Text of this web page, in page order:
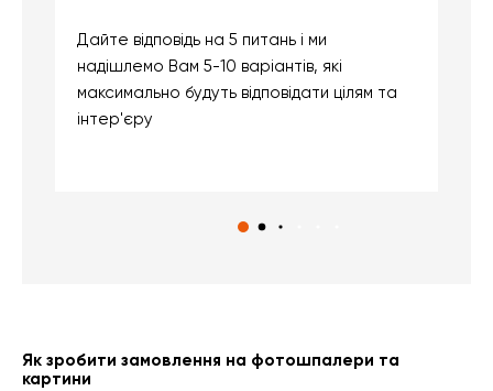
Дайте відповідь на 5 питань і ми
надішлемо Вам 5-10 варіантів, які
максимально будуть відповідати цілям та
інтер'єру
Як зробити замовлення на фотошпалери та
картини